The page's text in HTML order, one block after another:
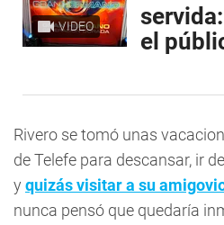
VIDEO
el
Rivero se tomó unas
deTelefe para descansar, ir
y quizás visitar a su
nunca pensó que quedaría